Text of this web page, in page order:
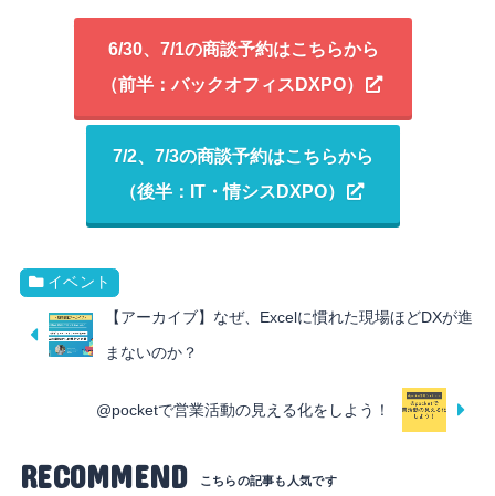
6/30、7/1の商談予約はこちらから
（前半：バックオフィスDXPO）
7/2、7/3の商談予約はこちらから
（後半：IT・情シスDXPO）
イベント
【アーカイブ】なぜ、Excelに慣れた現場ほどDXが進
まないのか？
@pocketで営業活動の見える化をしよう！
RECOMMEND